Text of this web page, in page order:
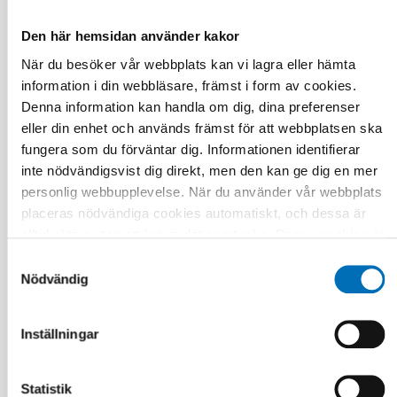
Den här hemsidan använder kakor
När du besöker vår webbplats kan vi lagra eller hämta
information i din webbläsare, främst i form av cookies.
Denna information kan handla om dig, dina preferenser
eller din enhet och används främst för att webbplatsen ska
fungera som du förväntar dig. Informationen identifierar
inte nödvändigsvist dig direkt, men den kan ge dig en mer
personlig webbupplevelse. När du använder vår webbplats
placeras nödvändiga cookies automatiskt, och dessa är
dess funktioner. Vi respekterar din integritet, och du kan
marknadsföring och oklassificerade) du vill acceptera.
Klicka på de olika kategorirubrikerna för att ta reda på mer
blockering av cookies kan påverka din upplevelse av
Nödvändig
Inställningar
Statistik
Professor, Oslo Metropolitan University,
Norge